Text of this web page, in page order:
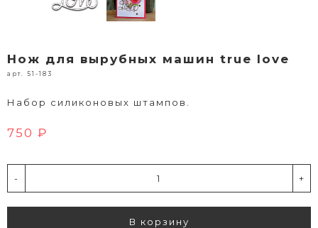
Нож для вырубных машин true love
арт. 51-183
Набор силиконовых штампов.
750 ₽
- +
В корзину